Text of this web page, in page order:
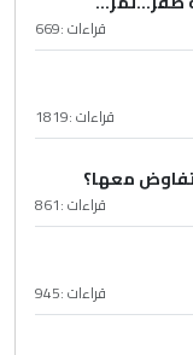
قراءات :669
قراءات :1819
معها؟
قراءات :861
قراءات :945